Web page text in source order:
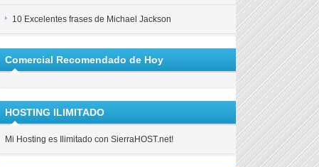
10 Excelentes frases de Michael Jackson
Comercial Recomendado de Hoy
HOSTING ILIMITADO
Mi Hosting es Ilimitado con SierraHOST.net!